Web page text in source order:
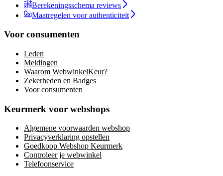
Berekeningsschema reviews
Maatregelen voor authenticiteit
Voor consumenten
Leden
Meldingen
Waarom WebwinkelKeur?
Zekerheden en Badges
Voor consumenten
Keurmerk voor webshops
Algemene voorwaarden webshop
Privacyverklaring opstellen
Goedkoop Webshop Keurmerk
Controleer je webwinkel
Telefoonservice